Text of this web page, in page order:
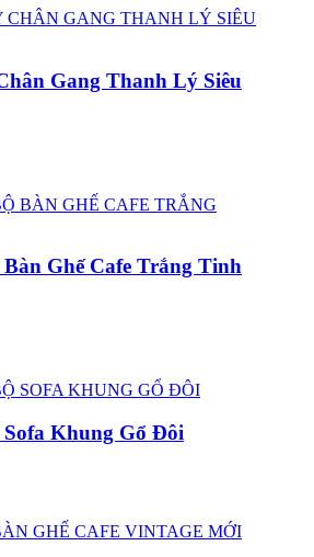
Gang Thanh Lý Siêu
Ghế Cafe Trắng Tinh
Khung Gổ Đôi